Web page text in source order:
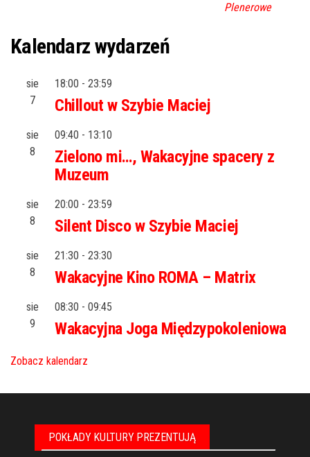
Plenerowe
Kalendarz wydarzeń
sie
7
18:00 - 23:59
Chillout w Szybie Maciej
sie
8
09:40 - 13:10
Zielono mi…, Wakacyjne spacery z
Muzeum
sie
8
20:00 - 23:59
Silent Disco w Szybie Maciej
sie
8
21:30 - 23:30
Wakacyjne Kino ROMA – Matrix
sie
9
08:30 - 09:45
Wakacyjna Joga Międzypokoleniowa
Zobacz kalendarz
POKŁADY KULTURY PREZENTUJĄ